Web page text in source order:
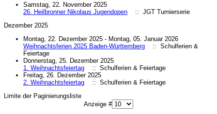
Samstag, 22. November 2025
26. Heilbronner Nikolaus Jugendopen
:: JGT Turnierserie
Dezember 2025
Montag, 22. Dezember 2025 - Montag, 05. Januar 2026
Weihnachtsferien 2025 Baden-Württemberg
:: Schulferien &
Feiertage
Donnerstag, 25. Dezember 2025
1. Weihnachtsfeiertag
:: Schulferien & Feiertage
Freitag, 26. Dezember 2025
2. Weihnachtsfeiertag
:: Schulferien & Feiertage
Limite der Paginierungsliste
Anzeige #